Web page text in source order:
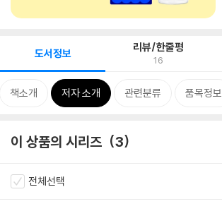
도서정보 리뷰/한줄평
16
책소개 저자 소개 관련분류 품목정보
이 상품의 시리즈 3
전체선택